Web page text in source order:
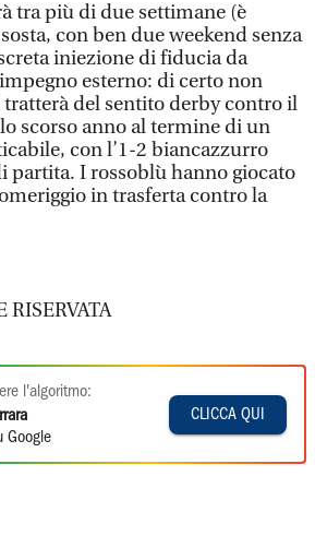
tra più di due settimane (è
con ben due weekend senza
iniezione di fiducia da
esterno: di certo non
tratterà del sentito derby contro il
scorso anno al termine di un
con l’1-2 biancazzurro
partita. I rossoblù hanno giocato
in trasferta contro la
l'algoritmo:
Google
CLICCA QUI